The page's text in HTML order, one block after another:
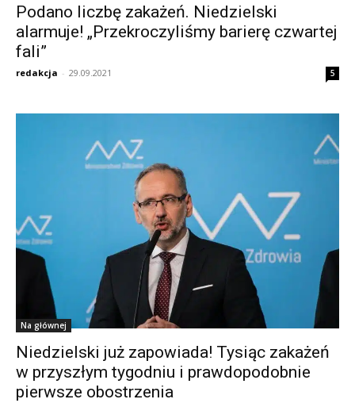
Podano liczbę zakażeń. Niedzielski
alarmuje! „Przekroczyliśmy barierę czwartej
fali”
redakcja - 29.09.2021 5
Na głównej
Niedzielski już zapowiada! Tysiąc zakażeń
w przyszłym tygodniu i prawdopodobnie
pierwsze obostrzenia